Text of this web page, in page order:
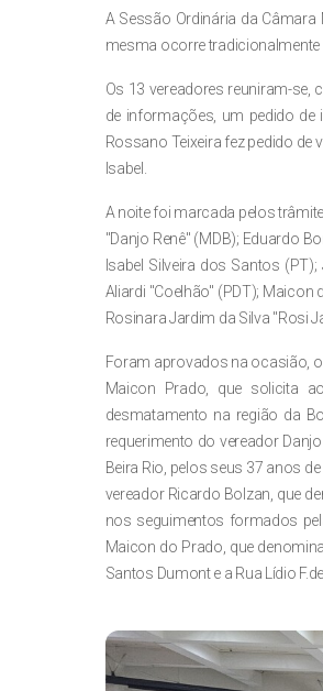
A Sessão Ordinária da Câmara
mesma ocorre tradicionalmente
Os 13 vereadores reuniram-
de informações, um pedido de
Rossano Teixeira fez pedido de
Isabel.
A noite foi marcada pelos
"Danjo Renê" (MDB); Eduardo
Isabel Silveira dos Santos
Aliardi "Coelhão" (PDT); Maicon
Rosinara Jardim da Silva "Rosi
Foram aprovados na ocasião,
Maicon Prado, que solicita
desmatamento na região da
requerimento do vereador
Beira Rio, pelos seus 37 anos
vereador Ricardo Bolzan, que
nos seguimentos formados
Maicon do Prado, que
Santos Dumont e a Rua Lídio